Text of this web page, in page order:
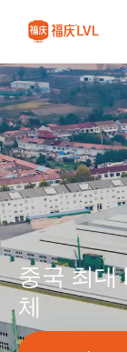
중국 최대
체